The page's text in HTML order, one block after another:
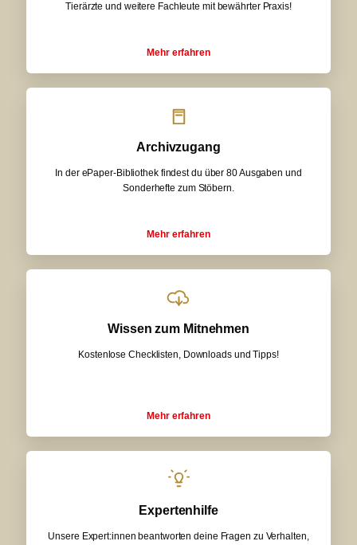
Tierärzte und weitere Fachleute mit bewährter Praxis!
Mehr erfahren
Archivzugang
In der ePaper-Bibliothek findest du über 80 Ausgaben und
Sonderhefte zum Stöbern.
Mehr erfahren
Wissen zum Mitnehmen
Kostenlose Checklisten, Downloads und Tipps!
Mehr erfahren
Expertenhilfe
Unsere Expert:innen beantworten deine Fragen zu Verhalten,